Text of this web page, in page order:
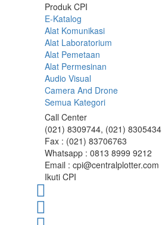
Produk CPI
E-Katalog
Alat Komunikasi
Alat Laboratorium
Alat Pemetaan
Alat Permesinan
Audio Visual
Camera And Drone
Semua Kategori
Call Center
(021) 8309744, (021) 8305434
Fax : (021) 83706763
Whatsapp : 0813 8999 9212
Email : cpi@centralplotter.com
Ikuti CPI